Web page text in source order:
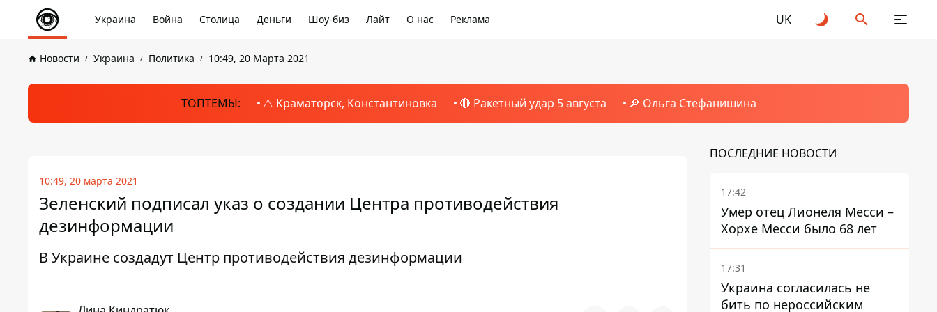
Украина Война Столица Деньги Шоу-биз Лайт О нас Реклама UK
Новости Украина Политика 10:49, 20 Марта 2021
ТОПТЕМЫ: ⚠️ Краматорск, Константиновка 🔴 Ракетный удар 5 августа 🔎 Ольга Стефанишина
10:49, 20 марта 2021
Зеленский подписал указ о создании Центра противодействия
дезинформации
В Украине создадут Центр противодействия дезинформации
ПОСЛЕДНИЕ НОВОСТИ
17:42
Умер отец Лионеля Месси –
Хорхе Месси было 68 лет
17:31
Украина согласилась не
бить по нероссийским